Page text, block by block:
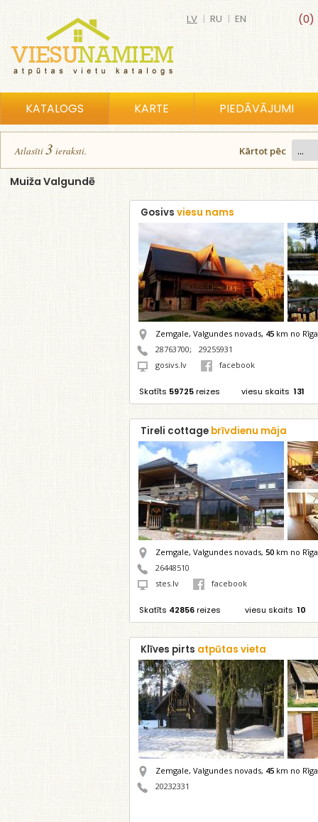
(0)
LV | RU | EN
KATALOGS KARTE PIEDĀVĀJUMI
Atlasīti3 ieraksti. Kārtot pēc
Muiža Valgundē
Gosivs viesu nams
Zemgale, Valgundes novads, 45 km no
28763700;
29255931
gosivs.lv
facebook
Skatīts 59725reizes viesu skaits 131
Tireli cottage brīvdienu māja
Zemgale, Valgundes novads, 50 km no
26448510
stes.lv
facebook
Skatīts 42856reizes viesu skaits 10
Klīves pirts atpūtas vieta
Zemgale, Valgundes novads, 45 km no
20232331